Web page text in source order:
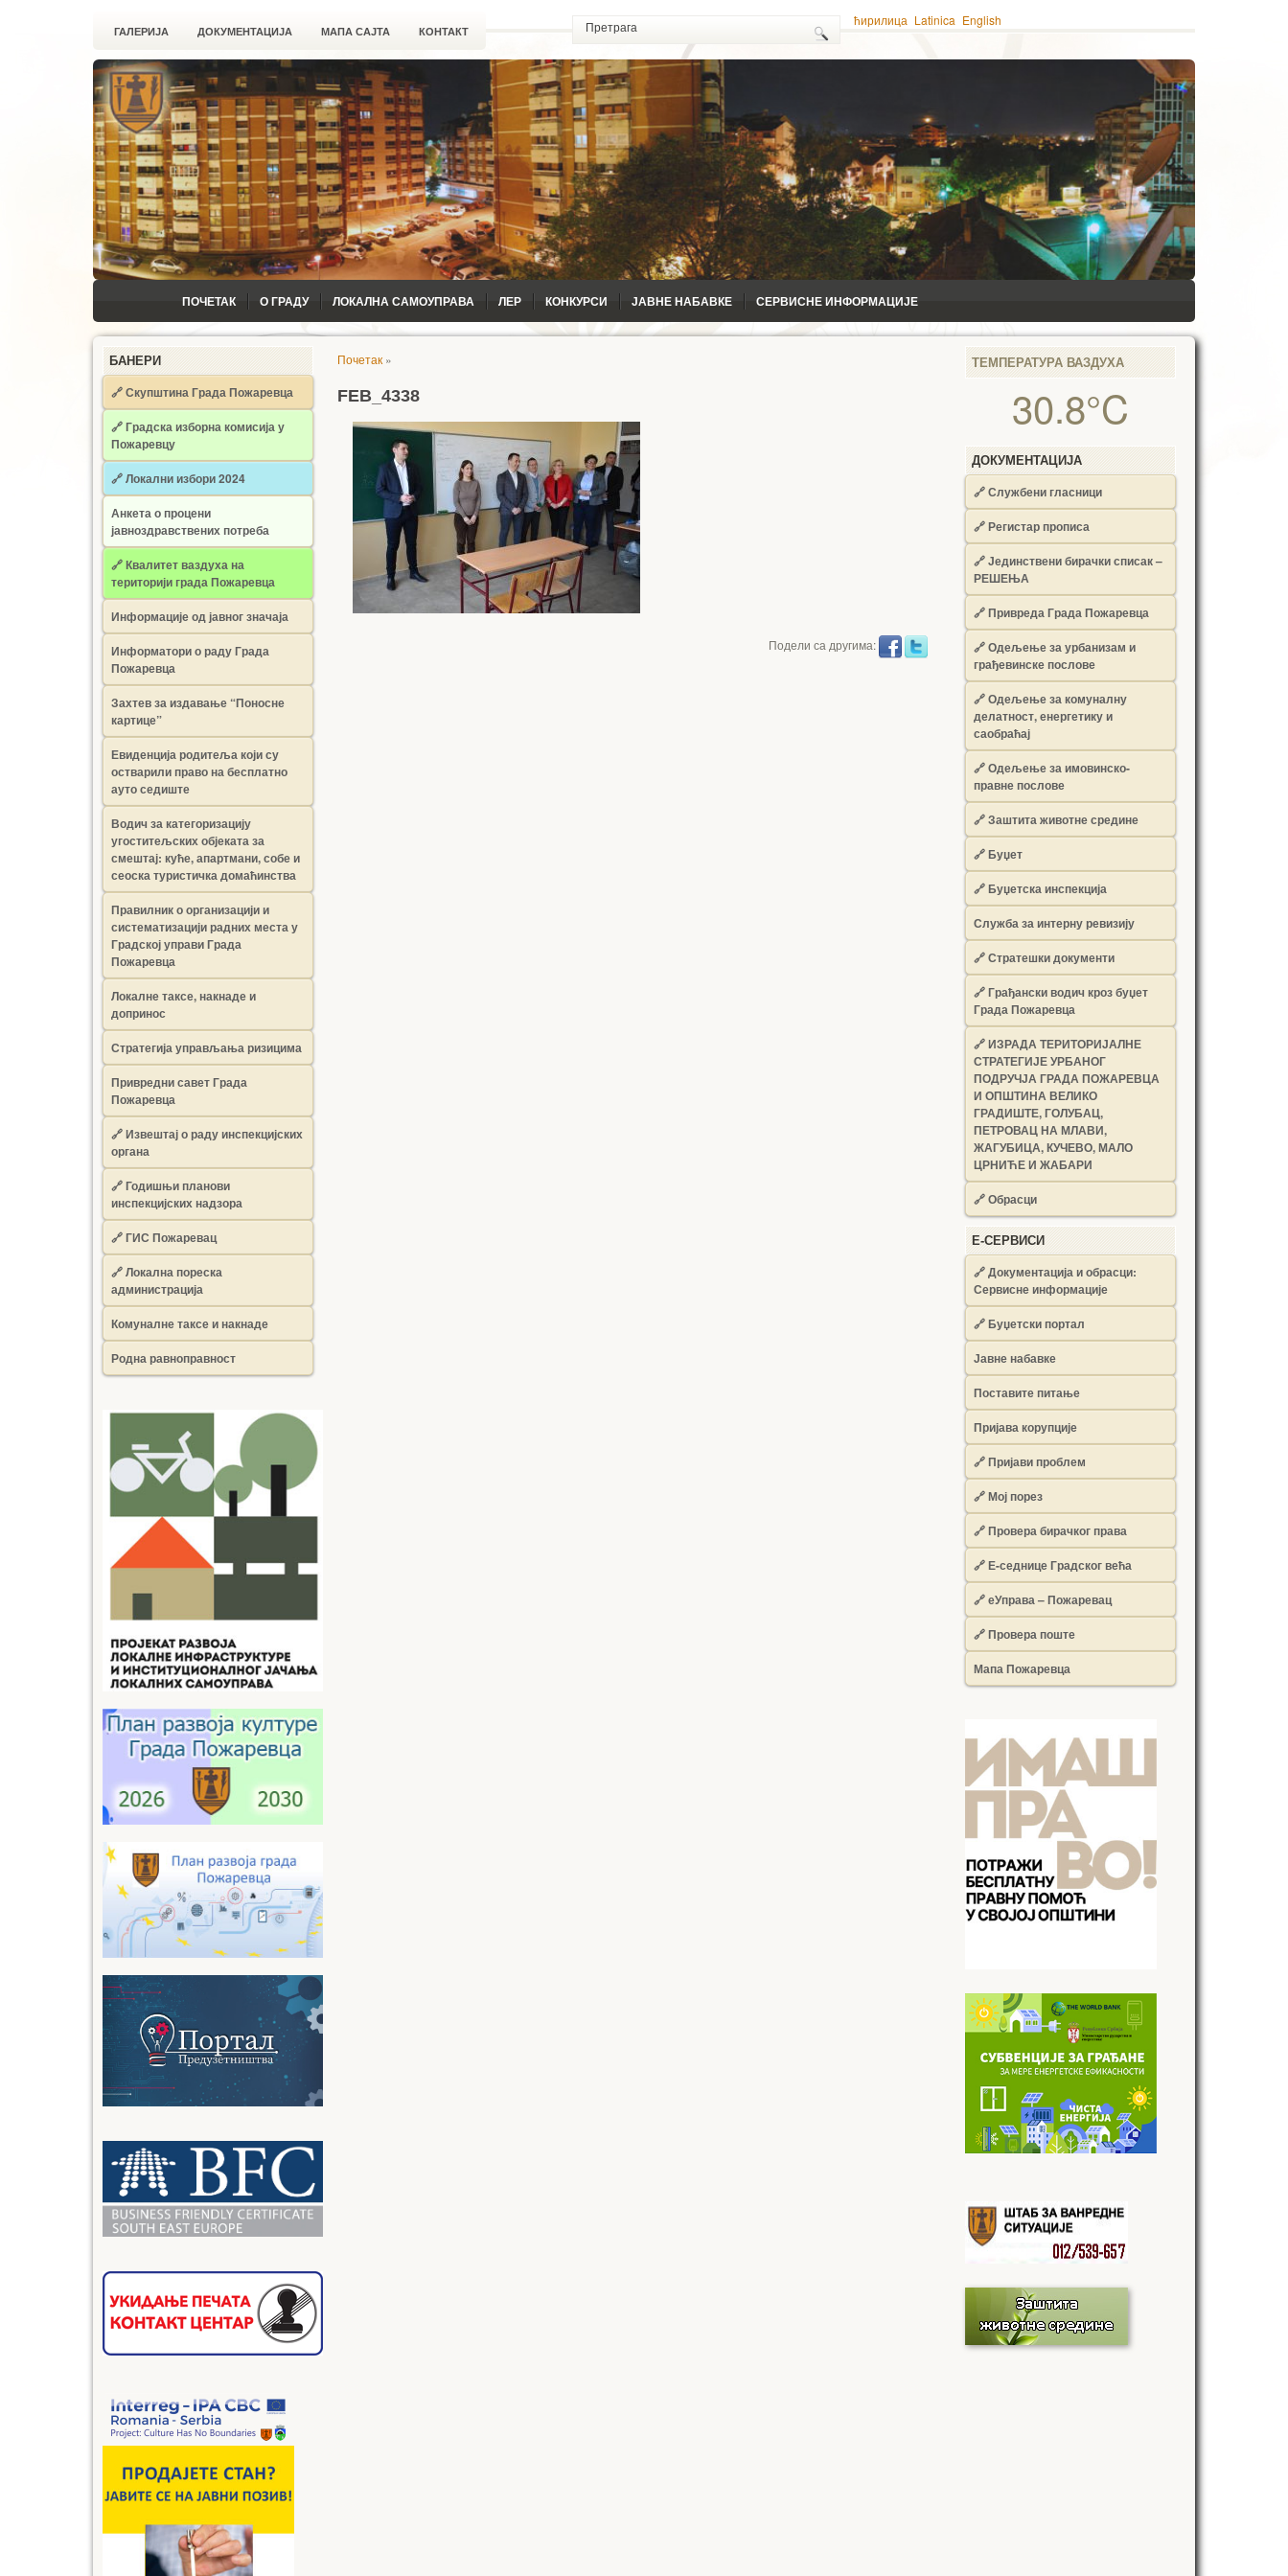
ГАЛЕРИЈА ДОКУМЕНТАЦИЈА МАПА САЈТА КОНТАКТ
ћирилица Latinica English
ПОЧЕТАК О ГРАДУ ЛОКАЛНА САМОУПРАВА ЛЕР КОНКУРСИ ЈАВНЕ НАБАВКЕ СЕРВИСНЕ ИНФОРМАЦИЈЕ
БАНЕРИ
🔗 Скупштина Града Пожаревца
🔗Градска изборна комисија у
Пожаревцу
🔗 Локални избори 2024
Анкета о процени
јавноздравствених потреба
🔗 Квалитет ваздуха на
територији града Пожаревца
Информације од јавног значаја
Информатори о раду Града
Пожаревца
Захтев за издавање “Поносне
картице”
Евиденција родитеља који су
остварили право на бесплатно
ауто седиште
Водич за категоризацију
угоститељских објеката за
смештај: куће, апартмани, собе и
сеоска туристичка домаћинства
Правилник о организацији и
систематизацији радних места у
Градској управи Града
Пожаревца
Локалне таксе, накнаде и
допринос
Стратегија управљања ризицима
Привредни савет Града
Пожаревца
🔗Извештај о раду инспекцијских
органа
🔗Годишњи планови
инспекцијских надзора
🔗 ГИС Пожаревац
🔗 Локална пореска
администрација
Комуналне таксе и накнаде
Родна равноправност
Почетак »
FEB_4338
Подели са другима:
ТЕМПЕРАТУРА ВАЗДУХА
30.8°C
ДОКУМЕНТАЦИЈА
🔗Службени гласници
🔗Регистар прописа
🔗Јединствени бирачки списак –
РЕШЕЊА
🔗Привреда Града Пожаревца
🔗Одељење за урбанизам и
грађевинске послове
🔗Одељење за комуналну
делатност, енергетику и
саобраћај
🔗Одељење за имовинско-
правне послове
🔗Заштита животне средине
🔗Буџет
🔗Буџетска инспекција
Служба за интерну ревизију
🔗Стратешки документи
🔗Грађански водич кроз буџет
Града Пожаревца
🔗ИЗРАДА ТЕРИТОРИЈАЛНЕ
СТРАТЕГИЈЕ УРБАНОГ
ПОДРУЧЈА ГРАДА ПОЖАРЕВЦА
И ОПШТИНА ВЕЛИКО
ГРАДИШТЕ, ГОЛУБАЦ,
ПЕТРОВАЦ НА МЛАВИ,
ЖАГУБИЦА, КУЧЕВО, МАЛО
ЦРНИЋЕ И ЖАБАРИ
🔗Обрасци
Е-СЕРВИСИ
🔗 Документација и обрасци:
Сервисне информације
🔗 Буџетски портал
Јавне набавке
Поставите питање
Пријава корупције
🔗 Пријави проблем
🔗 Мој порез
🔗 Провера бирачког права
🔗 Е-седнице Градског већа
🔗 еУправа – Пожаревац
🔗 Провера поште
Мапа Пожаревца